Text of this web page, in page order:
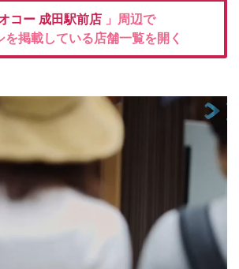
コー 成田駅前店 」周辺で
を掲載している店舗一覧を開く